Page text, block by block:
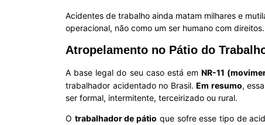
Acidentes de trabalho ainda matam milhares e
operacional, não como um ser humano com direitos.
Atropelamento no Pátio do
A base legal do seu caso está emNR-11
trabalhador acidentado no Brasil.Em resumo,
ser formal, intermitente, terceirizado ou rural.
O trabalhador de pátio que sofre esse tipo de